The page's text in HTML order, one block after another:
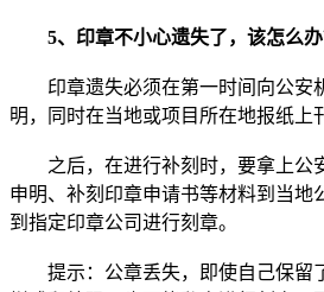
5、印章不小心遗失了，该怎么办
印章遗失必须在第一时间向公安
明，同时在当地或项目所在地报纸上
之后，在进行补刻时，要拿上公
申明、补刻印章申请书等材料到当地
到指定印章公司进行刻章。
提示：公章丢失，即使自己保留